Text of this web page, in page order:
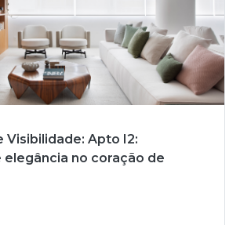
Visibilidade: Apto I2:
elegância no coração de